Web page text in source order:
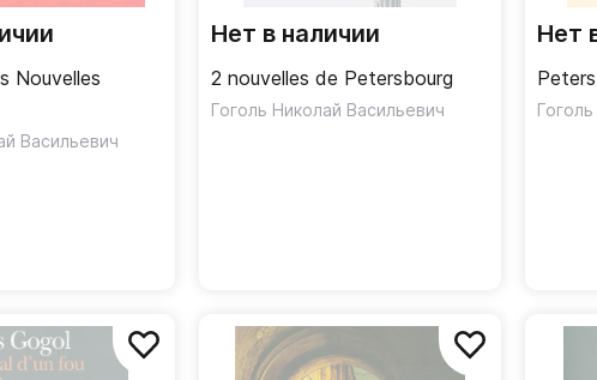
Nouvelles
Васильевич
Нет в наличии
2 nouvelles de Petersbourg
Гоголь Николай Васильевич
Нет